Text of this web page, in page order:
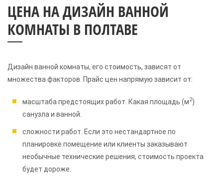
ЦЕНА НА ДИЗАЙН ВАННОЙ
КОМНАТЫ В ПОЛТАВЕ
Дизайн ванной комнаты, его стоимость, зависят от
множества факторов. Прайс цен напрямую зависит от:
масштаба предстоящих работ. Какая площадь (м2)
санузла и ванной.
сложности работ. Если это нестандартное по
планировке помещение или клиенты заказывают
необычные технические решения, стоимость проекта
будет дороже.